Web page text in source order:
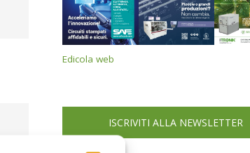
Edicola web
ISCRIVITI ALLA NEWSLETTER